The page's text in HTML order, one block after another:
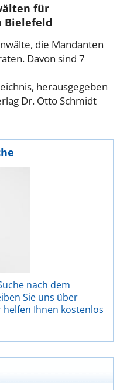
für
Bielefeld
die Mandanten
Davon sind 7
herausgegeben
Dr. Otto Schmidt
nach dem
Sie uns über
helfen Ihnen kostenlos